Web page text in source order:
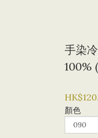
手染
100%
顏色